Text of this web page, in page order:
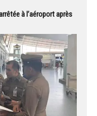
à l’aéroport après